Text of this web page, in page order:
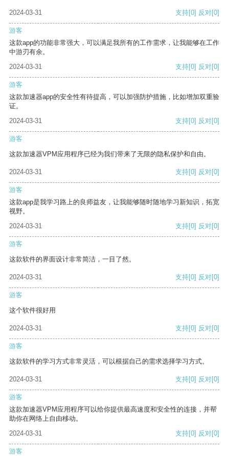
2024-03-31 支持[0] 反对[0]
游客
这款app的功能非常强大，可以满足我所有的工作需求，让我能够在工作
中游刃有余。
2024-03-31
支持[0] 反对[0]
游客
这款加速器app的安全性有待提高，可以加强防护措施，比如增加双重验
证。
2024-03-31
支持[0] 反对[0]
游客
这款加速器VPM应用程序已经为我们带来了无限的隐私保护和自由。
2024-03-31 支持[0] 反对[0]
游客
这款app是我学习路上的良师益友，让我能够随时随地学习新知识，拓宽
视野。
2024-03-31
支持[0] 反对[0]
游客
这款软件的界面设计非常简洁，一目了然。
2024-03-31 支持[0] 反对[0]
游客
这个软件很好用
2024-03-31 支持[0] 反对[0]
游客
这款软件的学习方式非常灵活，可以根据自己的需求选择学习方式。
2024-03-31 支持[0] 反对[0]
游客
这款加速器VPM应用程序可以给你提供最高速度和安全性的连接，并帮
助你在网络上自由移动。
2024-03-31
支持[0] 反对[0]
游客